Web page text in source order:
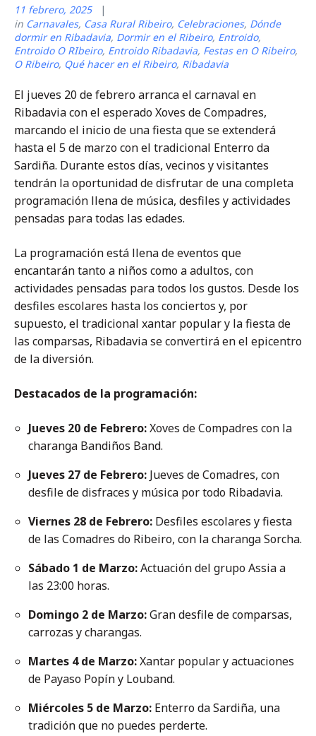
11 febrero, 2025
in Carnavales, Casa Rural Ribeiro, Celebraciones, Dónde
dormir en Ribadavia, Dormir en el Ribeiro, Entroido,
Entroido O RIbeiro, Entroido Ribadavia, Festas en O Ribeiro,
O Ribeiro, Qué hacer en el Ribeiro, Ribadavia
El jueves 20 de febrero arranca el carnaval en
Ribadavia con el esperado Xoves de Compadres,
marcando el inicio de una fiesta que se extenderá
hasta el 5 de marzo con el tradicional Enterro da
Sardiña. Durante estos días, vecinos y visitantes
tendrán la oportunidad de disfrutar de una completa
programación llena de música, desfiles y actividades
pensadas para todas las edades.
La programación está llena de eventos que
encantarán tanto a niños como a adultos, con
actividades pensadas para todos los gustos. Desde los
desfiles escolares hasta los conciertos y, por
supuesto, el tradicional xantar popular y la fiesta de
las comparsas, Ribadavia se convertirá en el epicentro
de la diversión.
Destacados de la programación:
Jueves 20 de Febrero:Xoves de Compadres con la
charanga Bandiños Band.
Jueves 27 de Febrero: Jueves de Comadres, con
desfile de disfraces y música por todo Ribadavia.
Viernes 28 de Febrero: Desfiles escolares y fiesta
de las Comadres do Ribeiro, con la charanga Sorcha.
Sábado 1 de Marzo:Actuación del grupo Assia a
las 23:00 horas.
Domingo 2 de Marzo:Gran desfile de comparsas,
carrozas y charangas.
Martes 4 de Marzo:Xantar popular y actuaciones
de Payaso Popín y Louband.
Miércoles 5 de Marzo: Enterro da Sardiña, una
tradición que no puedes perderte.